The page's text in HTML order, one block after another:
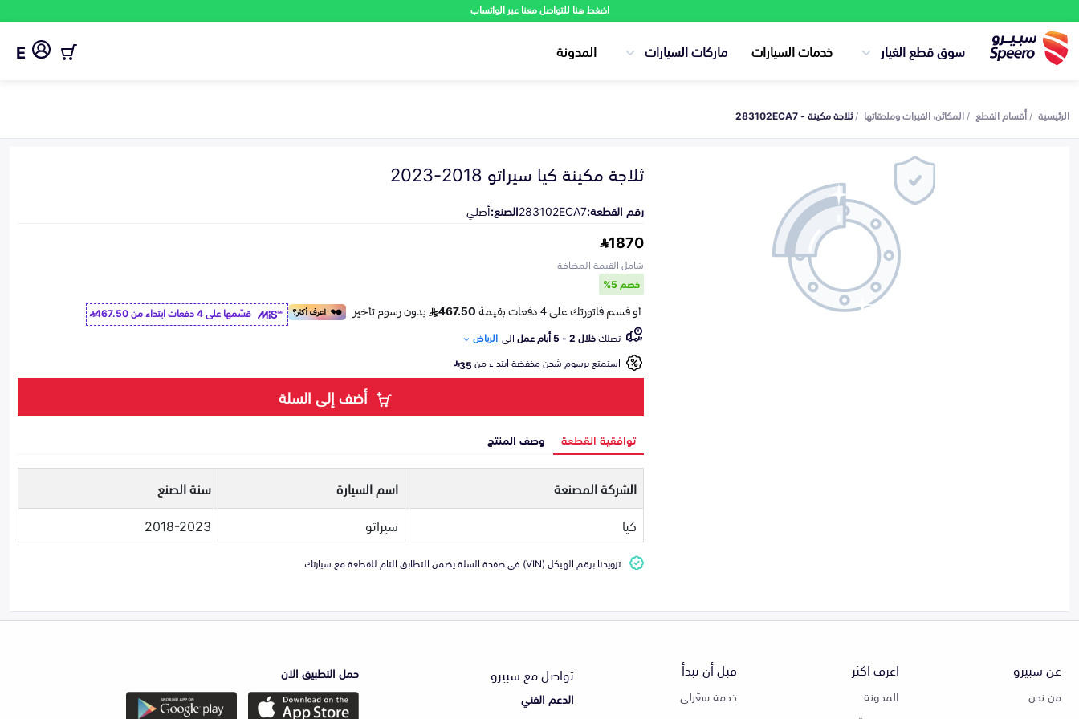
اضغط هنا للتواصل معنا عبر الواتساب
سوق قطع الغيار خدمات السيارات ماركات السيارات المدونة E
الرئيسية أقسام القطع المكائن، القيرات وملحقاتها ثلاجة مكينة - 283102ECA7
ثلاجة مكينة كيا سيراتو 2018-2023
رقم القطعة:283102ECA7الصنع:أصلي
1870
شامل القيمة المضافة
خصم 5%
قسّمها على 4 دفعات ابتداء من
467.50
تصلكخلال 2 - 5 أيام عمل الى الرياض
استمتع برسوم شحن مخفضة ابتداء من35
أضف إلى السلة
توافقية القطعة وصف المنتج
الشركة المصنعة اسم السيارة
سنة الصنع
كيا
سيراتو 2018-2023
تزويدنا برقم الهيكل (VIN) في صفحة السلة يضمن التطابق التام للقطعة مع سيارتك
عن سبيرو
من نحن
اعرف اكثر
المدونة
قبل أن تبدأ
خدمة سعّرلي
تواصل مع سبيرو
الدعم الفني
حمل التطبيق الان